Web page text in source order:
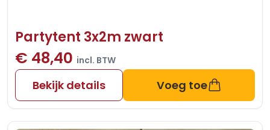
Partytent 3x2m zwart
€ 48,40 incl. BTW
Bekijk details Voeg toe